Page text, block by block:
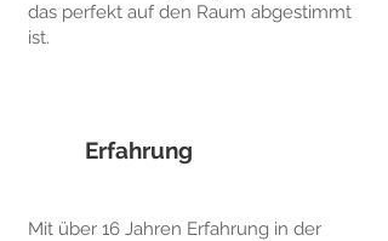
das perfekt auf den Raum abgestimmt
ist.
Erfahrung
Mit über 16 Jahren Erfahrung in der